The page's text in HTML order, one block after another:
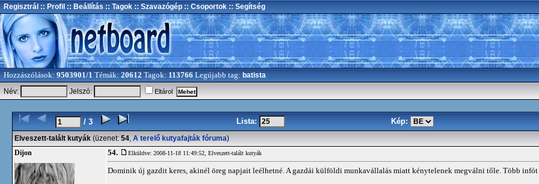
Regisztrál :: Profil :: Beállítás :: Tagok :: Szavazógép :: Csoportok :: Segítség
Hozzászólások: 9503901/1 Témák: 20612 Tagok: 113766 Legújabb tag: batista
Név: Jelszó: Eltárol
/ 3 Lista: Kép:
Elveszett-talált kutyák (üzenet: 54, A terelő kutyafajták fóruma)
Dijon 54. Elküldve: 2008-11-18 11:49:52, Elveszett-talált kutyák
Dominik új gazdit keres, akinél öreg napjait leélhetné. A gazdái külföldi munkavállalás miatt kénytelenek megválni tőle. Több infót